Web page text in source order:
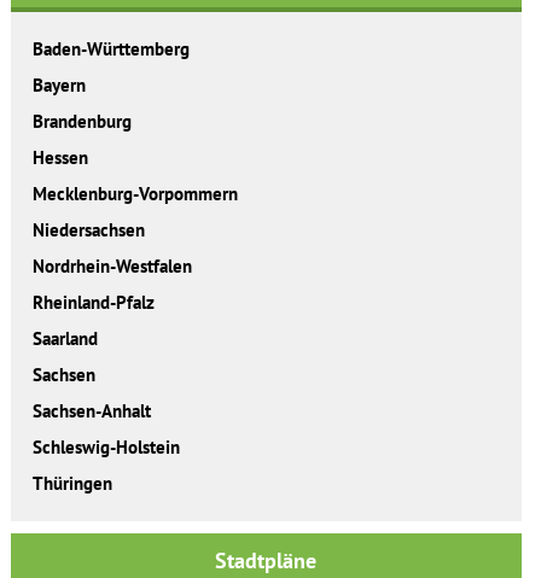
Baden-Württemberg
Bayern
Brandenburg
Hessen
Mecklenburg-Vorpommern
Niedersachsen
Nordrhein-Westfalen
Rheinland-Pfalz
Saarland
Sachsen
Sachsen-Anhalt
Schleswig-Holstein
Thüringen
Stadtpläne